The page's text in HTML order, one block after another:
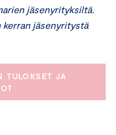
jäsenyrityksiltä.
jäsenyritystä
TULOKSET JA